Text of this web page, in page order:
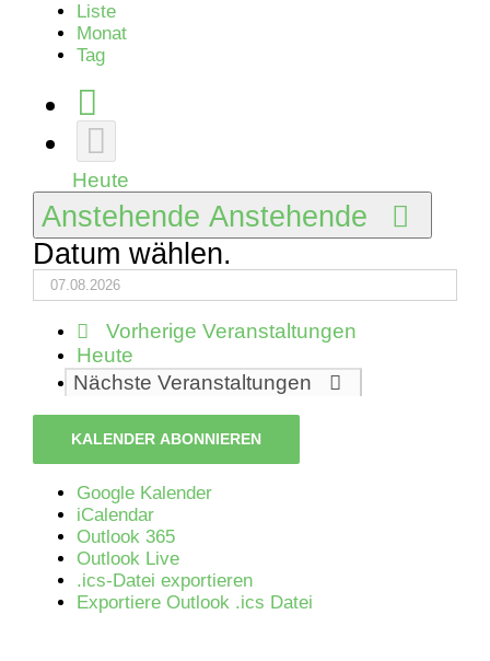
Liste
Monat
Tag
Heute
Anstehende Anstehende
Datum wählen.
VorherigeVeranstaltungen
Heute
Nächste Veranstaltungen
KALENDER ABONNIEREN
Google Kalender
iCalendar
Outlook 365
Outlook Live
.ics-Datei exportieren
Exportiere Outlook .ics Datei